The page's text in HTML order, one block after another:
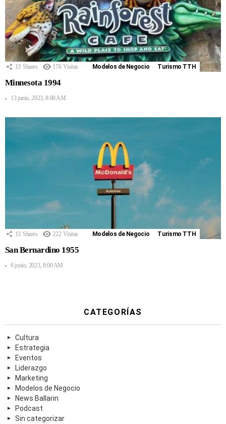
13 Shares 176 Visitas Modelos de Negocio Turismo TTH
Minnesota 1994
13 junio, 2023, 8:00 AM
13 Shares 222 Visitas Modelos de Negocio Turismo TTH
San Bernardino 1955
6 junio, 2023, 8:00 AM
CATEGORÍAS
Cultura
Estrategia
Eventos
Liderazgo
Marketing
Modelos de Negocio
News Ballarin
Podcast
Sin categorizar